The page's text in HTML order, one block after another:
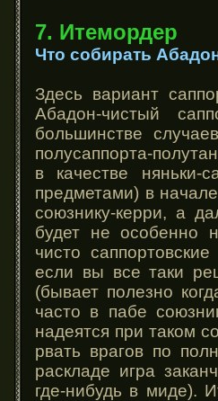
7. Итемордер
Что собирать
Здесь вариант
Абадон-чистый
большинстве
полусаппорта-
в качестве
предметами) в
союзнику-керри, а
будет не особенно
чисто
если вы все таки
(бывает полезно
часто в пабе
надеятся при таком
рвать врагов по
раскладе игра
где-нибудь в миде).